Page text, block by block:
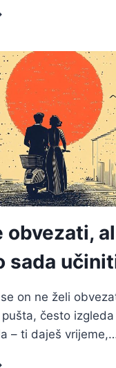
obvezati,
sada
on ne želi
često izgleda
– ti daješ